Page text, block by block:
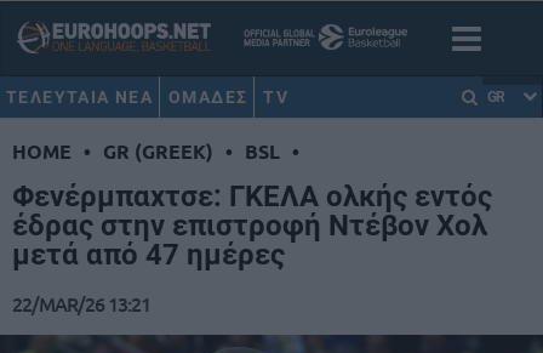
ΤΕΛΕΥΤΑΙΑ ΝΕΑ ΟΜΑΔΕΣ TV GR
HOME • GR (GREEK) • BSL •
Φενέρμπαχτσε: ΓΚΕΛΑ ολκής εντός
έδρας στην επιστροφή Ντέβον Χολ
μετά από 47 ημέρες
22/MAR/26 13:21